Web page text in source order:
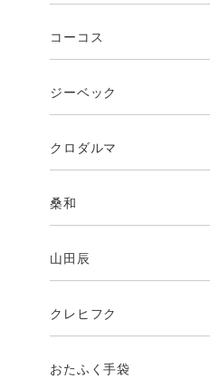
コーコス
ジーベック
クロダルマ
桑和
山田辰
クレヒフク
おたふく手袋